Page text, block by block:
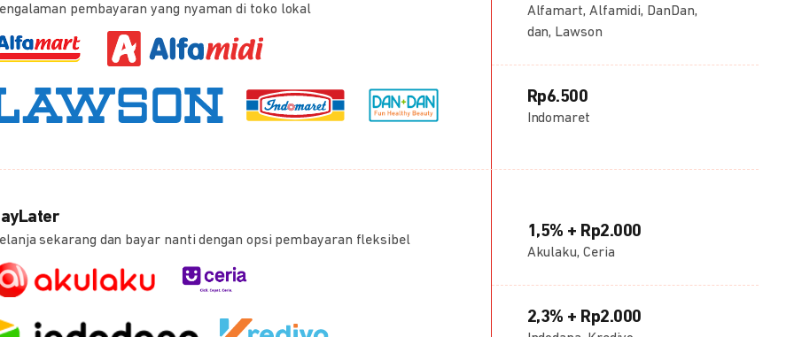
pembayaran yang nyaman di toko lokal
Alfamart, Alfamidi, DanDan,
dan, Lawson
Rp6.500
Indomaret
sekarang dan bayar nanti dengan opsi pembayaran fleksibel
1,5% + Rp2.000
Akulaku, Ceria
2,3% + Rp2.000